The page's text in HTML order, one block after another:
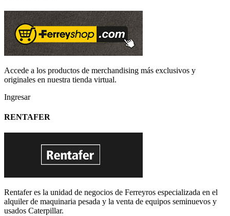
Accede a los productos de merchandising más exclusivos y
originales en nuestra tienda virtual.
Ingresar
RENTAFER
Rentafer es la unidad de negocios de Ferreyros especializada en el
alquiler de maquinaria pesada y la venta de equipos seminuevos y
usados Caterpillar.